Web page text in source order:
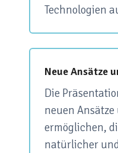
Technologien
Neue Ansätze
Die
neuen Ansätze
ermöglichen,
natürlicher